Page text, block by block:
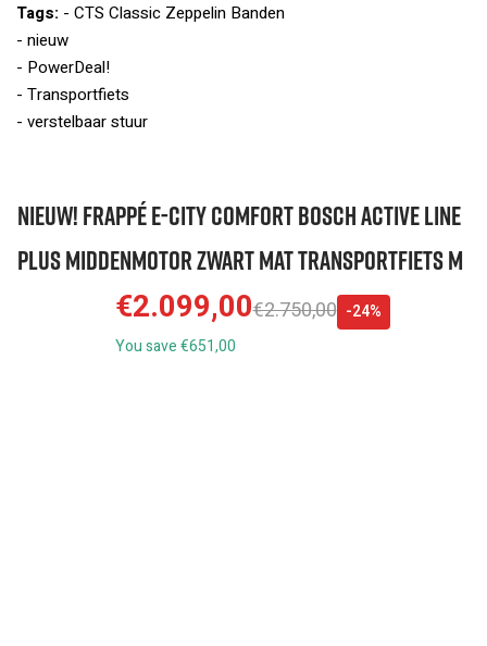
Tags: - CTS Classic Zeppelin Banden
- nieuw
- PowerDeal!
- Transportfiets
- verstelbaar stuur
NIEUW! Frappé e-City Comfort Bosch Active Line
Plus Middenmotor Zwart Mat Transportfiets M
€2.099,00€2.750,00 -24%
You save €651,00